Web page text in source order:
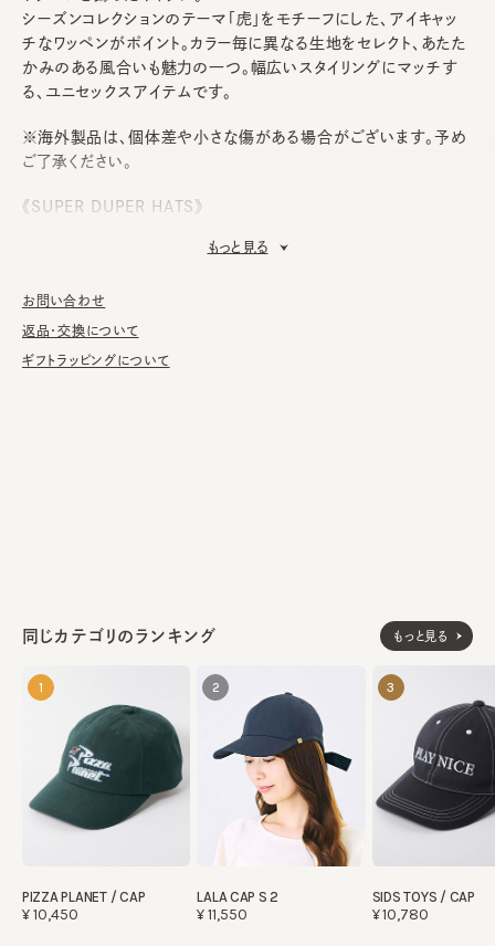
シーズンコレクションのテーマ「虎」をモチーフにした、アイキャッ
チなワッペンがポイント。カラー毎に異なる生地をセレクト、あたた
かみのある風合いも魅力の一つ。幅広いスタイリングにマッチす
る、ユニセックスアイテムです。
※海外製品は、個体差や小さな傷がある場合がございます。予め
ご了承ください。
《SUPER DUPER HATS》
（ヴェロニカ・コルナッキー二）夫妻、Veronicaの妹Ilaria（イラリ
写真などからインスパイアされる帽子は、使われる素材も伝統的
かつ高品質なものに限られる。
もっと見る
お問い合わせ
返品・交換について
ギフトラッピングについて
同じカテゴリのランキング もっと見る
1
PIZZA PLANET / CAP
¥10,450
2
LALA CAP S 2
¥11,550
3
SIDS TOYS / CAP
¥10,780